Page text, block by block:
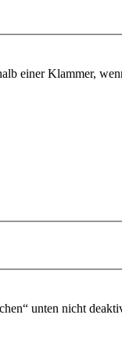
einer Klammer,
unten nicht